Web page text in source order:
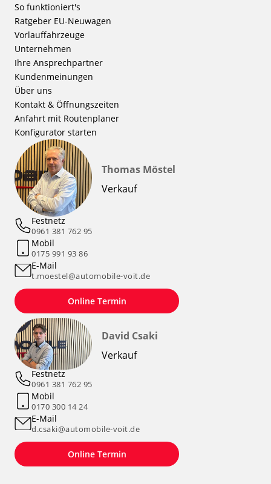
So funktioniert's
Ratgeber EU-Neuwagen
Vorlauffahrzeuge
Unternehmen
Ihre Ansprechpartner
Kundenmeinungen
Über uns
Kontakt & Öffnungszeiten
Anfahrt mit Routenplaner
Konfigurator starten
Thomas Möstel
Verkauf
Festnetz
0961 381 762 95
Mobil
0175 991 93 86
E-Mail
t.moestel@automobile-voit.de
Online Termin
David Csaki
Verkauf
Festnetz
0961 381 762 95
Mobil
0170 300 14 24
E-Mail
d.csaki@automobile-voit.de
Online Termin